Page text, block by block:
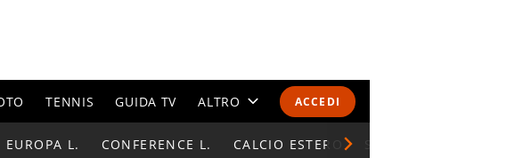
ACCEDI
TENNIS GUIDA TV ALTRO
CALENDARI E CLASSIFICHE
EUROPA L. CONFERENCE L. CALCIO ESTERO